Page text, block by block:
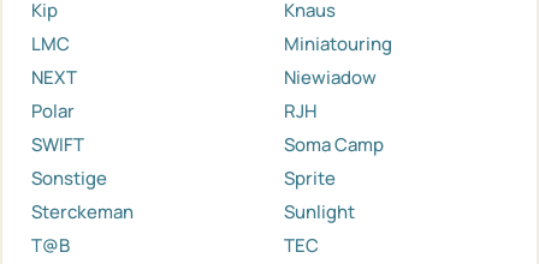
Kip
Knaus
LMC
Miniatouring
NEXT
Niewiadow
Polar
RJH
SWIFT
Soma Camp
Sonstige
Sprite
Sterckeman
Sunlight
T@B
TEC